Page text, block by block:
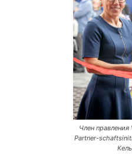
Член правления
Partner-